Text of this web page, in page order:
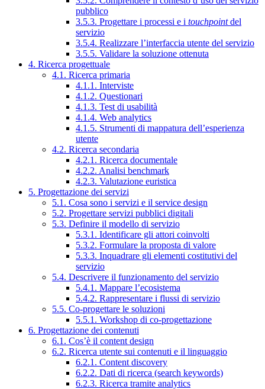
pubblico
3.5.3. Progettare i processi e i touchpointdel
servizio
3.5.4. Realizzare l’interfaccia utente del servizio
3.5.5. Validare la soluzione ottenuta
4. Ricerca progettuale
4.1. Ricerca primaria
4.1.1. Interviste
4.1.2. Questionari
4.1.3. Test di usabilità
4.1.4. Web analytics
4.1.5. Strumenti di mappatura dell’esperienza
utente
4.2. Ricerca secondaria
4.2.1. Ricerca documentale
4.2.2. Analisi benchmark
4.2.3. Valutazione euristica
5. Progettazione dei servizi
5.1. Cosa sono i servizi e il service design
5.2. Progettare servizi pubblici digitali
5.3. Definire il modello di servizio
5.3.1. Identificare gli attori coinvolti
5.3.2. Formulare la proposta di valore
5.3.3. Inquadrare gli elementi costitutivi del
servizio
5.4. Descrivere il funzionamento del servizio
5.4.1. Mappare l’ecosistema
5.4.2. Rappresentare i flussi di servizio
5.5. Co-progettare le soluzioni
5.5.1. Workshop di co-progettazione
6. Progettazione dei contenuti
6.1. Cos’è il content design
6.2. Ricerca utente sui contenuti e il linguaggio
6.2.1. Content discovery
6.2.2. Dati di ricerca (search keywords)
6.2.3. Ricerca tramite analytics